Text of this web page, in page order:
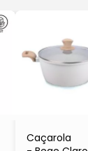
Caçarola